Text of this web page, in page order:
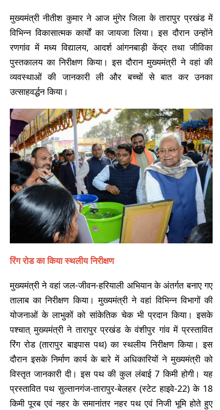
मुख्यमंत्री नीतीश कुमार ने आज मुंगेर जिला के तारापुर प्रखंड में
विभिन्न विकासात्मक कार्यों का जायजा लिया। इस दौरान उन्होंने
रणगांव में मध्य विद्यालय, आदर्श आंगनबाड़ी केंद्र तथा जीविका
पुस्तकालय का निरीक्षण किया। इस दौरान मुख्यमंत्री ने वहां की
व्यवस्थाओं की जानकारी ली और बच्चों से बात कर उनका
उत्साहवर्द्धन किया।
रिंग रोड का किया स्थलीय निरीक्षण
मुख्यमंत्री ने वहां जल-जीवन-हरियाली अभियान के अंतर्गत बनाए गए
तालाब का निरीक्षण किया। मुख्यमंत्री ने वहां विभिन्न विभागों की
योजनाओं के लाभुकों को सांकेतिक चेक भी प्रदान किया। इसके
पश्चात् मुख्यमंत्री ने तारापुर प्रखंड के वंशीपुर गांव में प्रस्तावित
रिंग रोड (तारापुर बाइपास पथ) का स्थलीय निरीक्षण किया। इस
दौरान इसके निर्माण कार्य के बारे में अधिकारियों ने मुख्यमंत्री को
विस्तृत जानकारी दी। इस पथ की कुल लंबाई 7 किमी होगी। यह
प्रस्तावित पथ सुल्तानगंज-तारापुर-बेलहर (स्टेट हाइवे-22) के 18
किमी पूरब एवं नहर के समानांतर नहर पथ एवं निजी भूमि होते हुए